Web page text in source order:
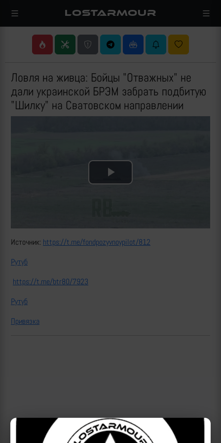
LOSTARMOUR
Ловля на живца: Бойцы "Отважных" не
дали украинской БРЭМ забрать подбитую
"Шилку" на Сватовском направлении
Play
Источник: https://t.me/fondpozyvnoypilot/812
Рутуб
https://t.me/btr80/7923
Рутуб
Привязка